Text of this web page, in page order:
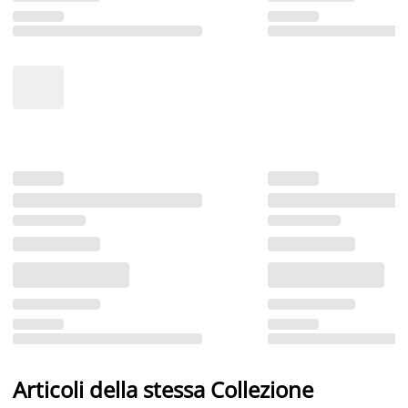
Articoli della stessa Collezione